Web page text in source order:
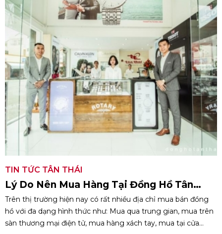
TIN TỨC TÂN THÁI
Lý Do Nên Mua Hàng Tại Đồng Hồ Tân
Thái?
Trên thị trường hiện nay có rất nhiều địa chỉ mua bán đồng
hồ với đa dạng hình thức như: Mua qua trung gian, mua trên
sàn thương mại điện tử, mua hàng xách tay, mua tại cửa